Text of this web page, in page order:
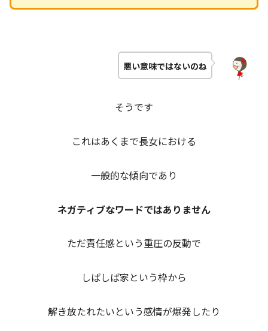
悪い意味ではないのね
そうです
これはあくまで長女における
一般的な傾向であり
ネガティブなワードではありません
ただ責任感という重圧の反動で
しばしば家という枠から
解き放たれたいという感情が爆発したり